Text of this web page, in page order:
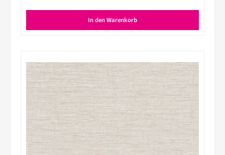
In den Warenkorb